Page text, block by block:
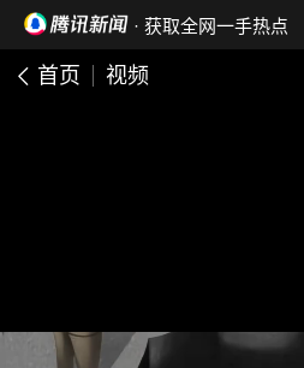
· 获取全网一手热点
首页 视频